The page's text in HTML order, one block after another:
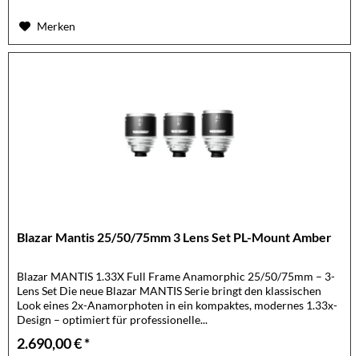
Merken
Blazar Mantis 25/50/75mm 3 Lens Set PL-Mount Amber
Blazar MANTIS 1.33X Full Frame Anamorphic 25/50/75mm – 3-
Lens Set Die neue Blazar MANTIS Serie bringt den klassischen
Look eines 2x-Anamorphoten in ein kompaktes, modernes 1.33x-
Design – optimiert für professionelle...
2.690,00 € *